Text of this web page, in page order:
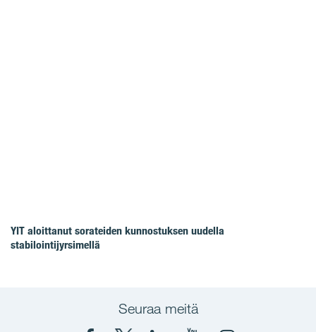
YIT aloittanut sorateiden kunnostuksen uudella
stabilointijyrsimellä
Seuraa meitä